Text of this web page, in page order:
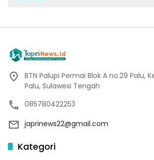
BTN Palupi Permai Blok A no.29 Palu,
Palu, Sulawesi Tengah
085780422253
japrinews22@gmail.com
Kategori